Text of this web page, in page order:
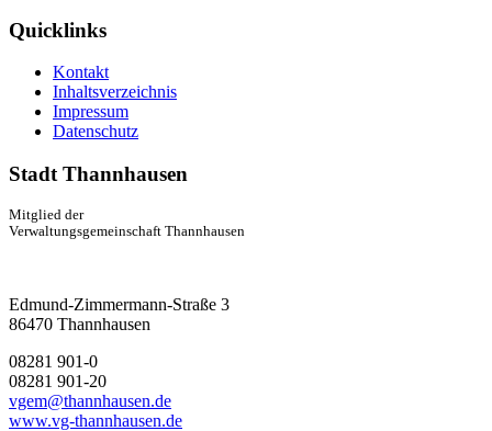
Quicklinks
Kontakt
Inhaltsverzeichnis
Impressum
Datenschutz
Stadt Thannhausen
Mitglied der
Verwaltungsgemeinschaft Thannhausen
Edmund-Zimmermann-Straße 3
86470 Thannhausen
08281 901-0
08281 901-20
vgem@thannhausen.de
www.vg-thannhausen.de